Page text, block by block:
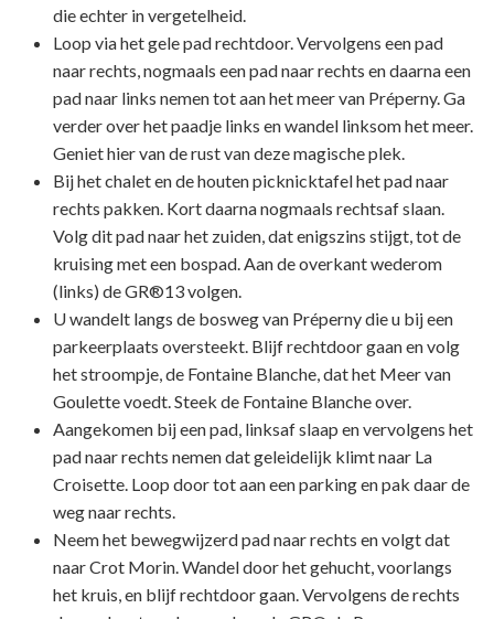
die echter in vergetelheid.
Loop via het gele pad rechtdoor. Vervolgens een pad
naar rechts, nogmaals een pad naar rechts en daarna een
pad naar links nemen tot aan het meer van Préperny. Ga
verder over het paadje links en wandel linksom het meer.
Geniet hier van de rust van deze magische plek.
Bij het chalet en de houten picknicktafel het pad naar
rechts pakken. Kort daarna nogmaals rechtsaf slaan.
Volg dit pad naar het zuiden, dat enigszins stijgt, tot de
kruising met een bospad. Aan de overkant wederom
(links) de GR®13 volgen.
U wandelt langs de bosweg van Préperny die u bij een
parkeerplaats oversteekt. Blijf rechtdoor gaan en volg
het stroompje, de Fontaine Blanche, dat het Meer van
Goulette voedt. Steek de Fontaine Blanche over.
Aangekomen bij een pad, linksaf slaap en vervolgens het
pad naar rechts nemen dat geleidelijk klimt naar La
Croisette. Loop door tot aan een parking en pak daar de
weg naar rechts.
Neem het bewegwijzerd pad naar rechts en volgt dat
naar Crot Morin. Wandel door het gehucht, voorlangs
het kruis, en blijf rechtdoor gaan. Vervolgens de rechts